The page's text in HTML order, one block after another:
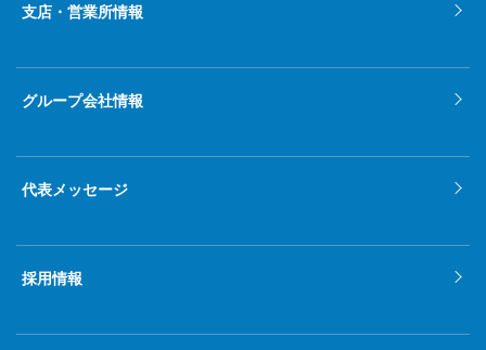
支店・営業所情報
グループ会社情報
代表メッセージ
採用情報